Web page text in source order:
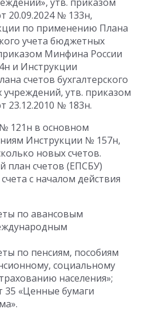
20.09.2024 № 133н,
по применению Плана
учета бюджетных
Минфина России
и Инструкции
счетов бухгалтерского
утв. приказом
23.12.2010 № 183н.
121н в основном
Инструкции № 157н,
новых счетов.
план счетов (ЕПСБУ)
с началом действия
по авансовым
по пенсиям, пособиям
социальному
населения»;
35 «Ценные бумаги